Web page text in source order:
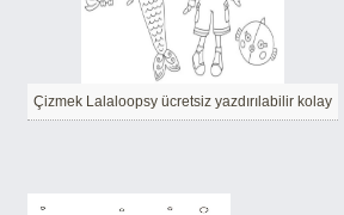
Çizmek Lalaloopsy ücretsiz yazdırılabilir kolay